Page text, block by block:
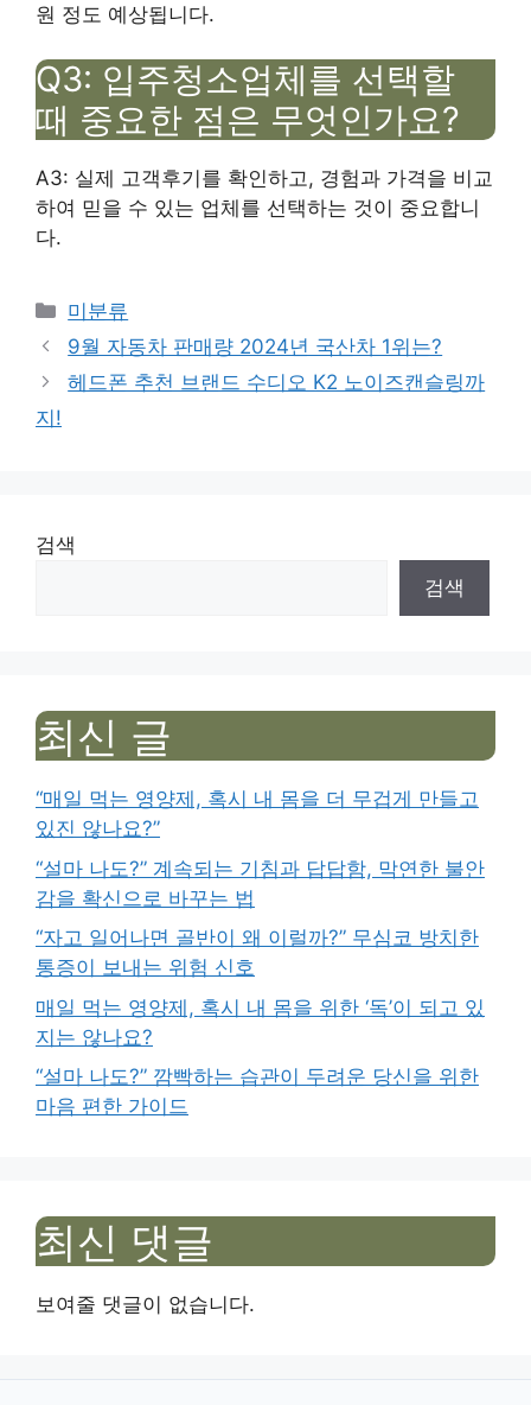
원 정도 예상됩니다.
Q3: 입주청소업체를 선택할
때 중요한 점은 무엇인가요?
A3: 실제 고객후기를 확인하고, 경험과 가격을 비교
하여 믿을 수 있는 업체를 선택하는 것이 중요합니
다.
Categories
미분류
9월 자동차 판매량 2024년 국산차 1위는?
헤드폰 추천 브랜드 수디오 K2 노이즈캔슬링까
지!
검색
검색
최신 글
“매일 먹는 영양제, 혹시 내 몸을 더 무겁게 만들고
있진 않나요?”
“설마 나도?” 계속되는 기침과 답답함, 막연한 불안
감을 확신으로 바꾸는 법
“자고 일어나면 골반이 왜 이럴까?” 무심코 방치한
통증이 보내는 위험 신호
매일 먹는 영양제, 혹시 내 몸을 위한 ‘독’이 되고 있
지는 않나요?
“설마 나도?” 깜빡하는 습관이 두려운 당신을 위한
마음 편한 가이드
최신 댓글
보여줄 댓글이 없습니다.